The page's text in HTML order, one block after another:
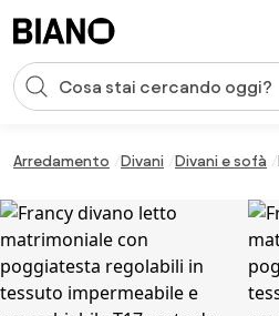
Input della ricerca
Arredamento Divani Divani e sofà